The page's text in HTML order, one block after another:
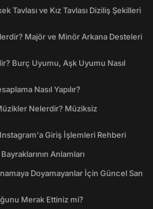
Tavlası ve Kız Tavlası Diziliş Şekilleri
Majör ve Minör Arkana Desteleri
Burç Uyumu, Aşk Uyumu Nasıl
Nasıl Yapılır?
Nelerdir? Müziksiz
Instagram'a Giriş İşlemleri Rehberi
Anlamları
Doyamayanlar İçin Güncel San
Merak Ettiniz mi?